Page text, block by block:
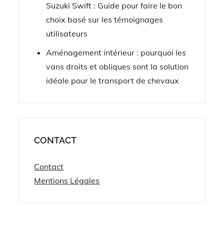
Suzuki Swift : Guide pour faire le bon
choix basé sur les témoignages
utilisateurs
Aménagement intérieur : pourquoi les
vans droits et obliques sont la solution
idéale pour le transport de chevaux
CONTACT
Contact
Mentions Légales